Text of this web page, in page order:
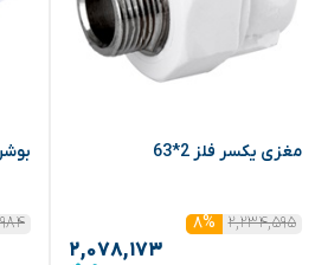
مغزی یکسر فلز 2*63
۲,۲۳۴,۵۹۵ ۸%
۲,۰۷۸,۱۷۳
بوشن